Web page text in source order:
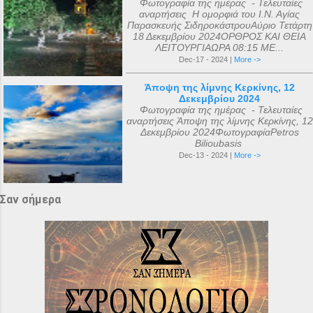
Φωτογραφία της ημέρας - Τελευταίες
αναρτήσεις Η ομορφιά του Ι.Ν. Αγίας
Παρασκευής ΣιδηροκάστρουΑύριο Τετάρτη
18 Δεκεμβρίου 2024ΟΡΘΡΟΣ ΚΑΙ ΘΕΙΑ
ΛΕΙΤΟΥΡΓΙΑΩΡΑ 08:15 ΜΕ...
Dec-17 - 2024 | More ->
Άποψη της λίμνης Κερκίνης, 12
Δεκεμβρίου 2024
Φωτογραφία της ημέρας - Τελευταίες
αναρτήσεις Άποψη της λίμνης Κερκίνης, 12
Δεκεμβρίου 2024ΦωτογραφίαPetros
Bilioubasis
Dec-13 - 2024 | More ->
Σαν σήμερα